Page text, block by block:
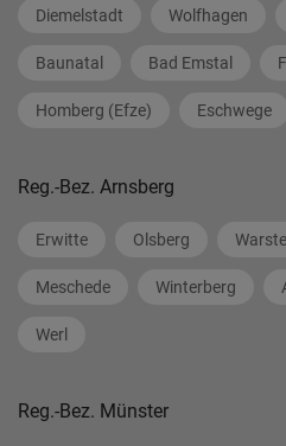
Diemelstadt Wolfhagen
Baunatal Bad Emstal
Homberg (Efze) Eschwege
Reg.-Bez. Arnsberg
Erwitte Olsberg
Meschede Winterberg
Werl
Reg.-Bez. Münster